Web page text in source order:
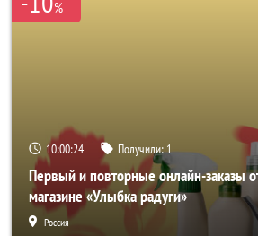
%
10:00:23 Получили:1
Первый и повторные онлайн-заказы
магазине «Улыбка радуги»
Россия